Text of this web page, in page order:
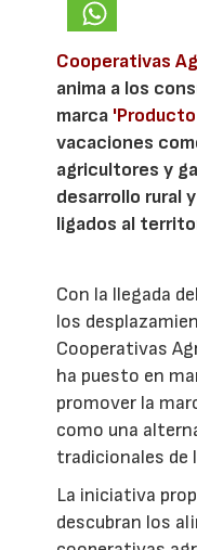
Cooperativas
anima a los
marca
vacaciones
agricultores y
desarrollo rural
ligados al
Con la llegada
los
Cooperativas
ha puesto en
promover la
como una
tradicionales de
La iniciativa
descubran los